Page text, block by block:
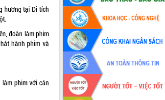
hương tại Di tích
đoàn làm phim
hành phim và
phim với cán